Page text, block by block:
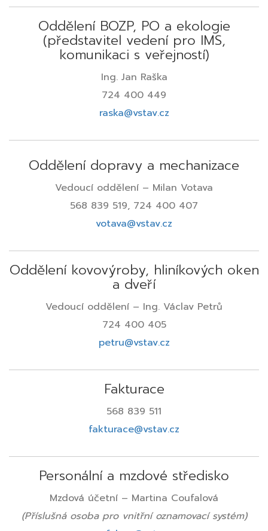
Oddělení BOZP, PO a ekologie
(představitel vedení pro IMS,
komunikaci s veřejností)
Ing. Jan Raška
724 400 449
raska@vstav.cz
Oddělení dopravy a mechanizace
Vedoucí oddělení – Milan Votava
568 839 519, 724 400 407
votava@vstav.cz
Oddělení kovovýroby, hliníkových oken
a dveří
Vedoucí oddělení – Ing. Václav Petrů
724 400 405
petru@vstav.cz
Fakturace
568 839 511
fakturace@vstav.cz
Personální a mzdové středisko
Mzdová účetní – Martina Coufalová
(Příslušná osoba pro vnitřní oznamovací systém)